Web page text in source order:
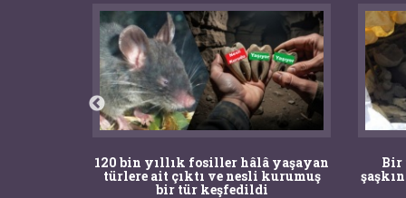
120 bin yıllık fosiller hâlâ yaşayan
türlere ait çıktı ve nesli kurumuş
bir tür keşfedildi
Bir